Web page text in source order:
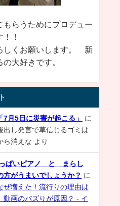
もらうためにプロデュー
！
しくお願いします。 新
大好きです。
7月5日に災害が起こる」
に
出し発言で草信じるゴミは
ら消えな より
っぱいピアノ と まらし
がうまいでしょうか？ に
ぜ増えた！流行りの理由は
動画のバズりが原因？ - イ